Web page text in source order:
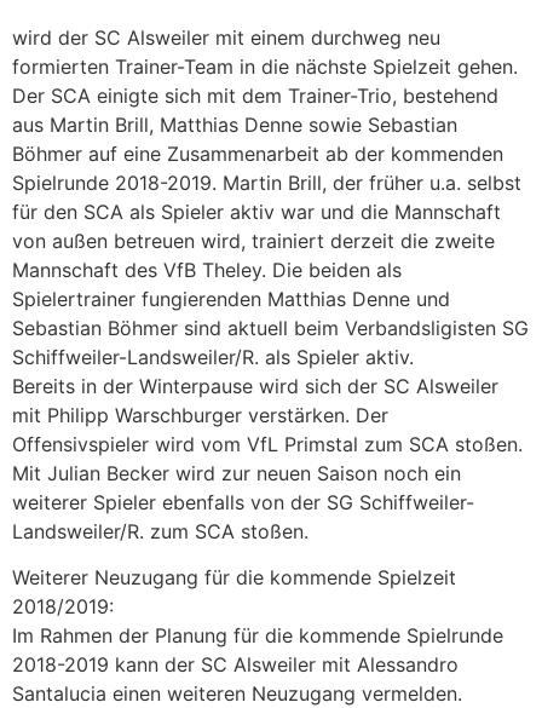
wird der SC Alsweiler mit einem durchweg neu
formierten Trainer-Team in die nächste Spielzeit gehen.
Der SCA einigte sich mit dem Trainer-Trio, bestehend
aus Martin Brill, Matthias Denne sowie Sebastian
Böhmer auf eine Zusammenarbeit ab der kommenden
Spielrunde 2018-2019. Martin Brill, der früher u.a. selbst
für den SCA als Spieler aktiv war und die Mannschaft
von außen betreuen wird, trainiert derzeit die zweite
Mannschaft des VfB Theley. Die beiden als
Spielertrainer fungierenden Matthias Denne und
Sebastian Böhmer sind aktuell beim Verbandsligisten SG
Schiffweiler-Landsweiler/R. als Spieler aktiv.
Bereits in der Winterpause wird sich der SC Alsweiler
mit Philipp Warschburger verstärken. Der
Offensivspieler wird vom VfL Primstal zum SCA stoßen.
Mit Julian Becker wird zur neuen Saison noch ein
weiterer Spieler ebenfalls von der SG Schiffweiler-
Landsweiler/R. zum SCA stoßen.
Weiterer Neuzugang für die kommende Spielzeit
2018/2019:
Im Rahmen der Planung für die kommende Spielrunde
2018-2019 kann der SC Alsweiler mit Alessandro
Santalucia einen weiteren Neuzugang vermelden.